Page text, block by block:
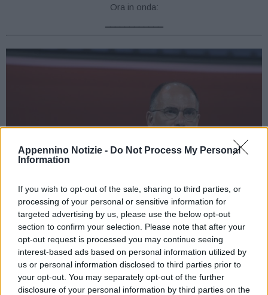
Appennino Notizie - Do Not Process My Personal
Information
If you wish to opt-out of the sale, sharing to third parties, or
processing of your personal or sensitive information for
targeted advertising by us, please use the below opt-out
section to confirm your selection. Please note that after your
opt-out request is processed you may continue seeing
interest-based ads based on personal information utilized by
us or personal information disclosed to third parties prior to
your opt-out. You may separately opt-out of the further
disclosure of your personal information by third parties on the
Ora in onda:
ROMA (ITALPRESS) – “Non avrei mai pensato di essere qui ad
annunciare la mia candidatura alla guida al Partito Democratico,
quel partito che ho contribuito a fondare e che oggi vive una crisi
profonda. Lo faccio per amore per la politica, passione per i